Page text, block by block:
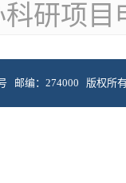
研项目
邮编：274000 版权所